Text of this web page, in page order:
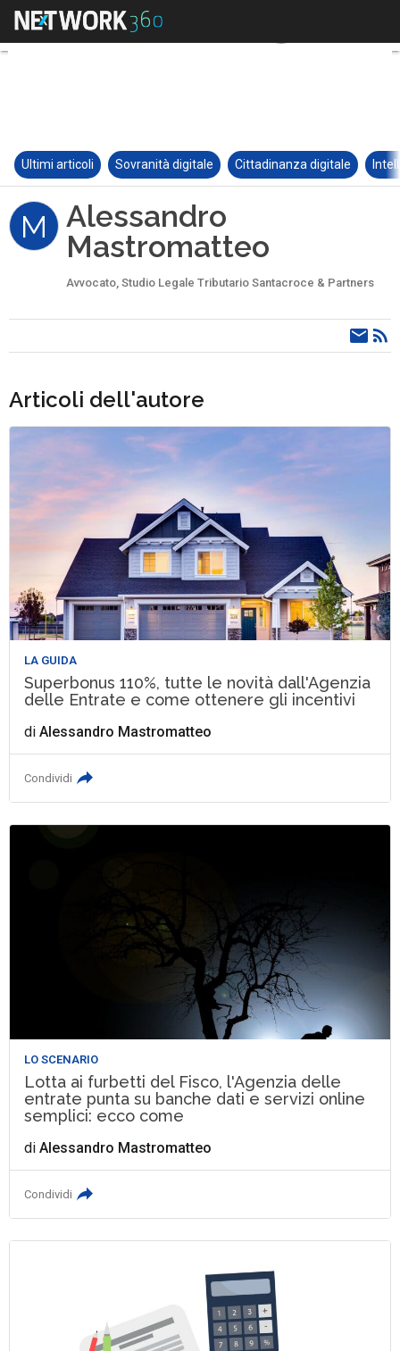
Ultimi articoli Sovranità digitale Cittadinanza digitale
M
Alessandro
Mastromatteo
Avvocato, Studio Legale Tributario Santacroce & Partners
Articoli dell'autore
LA GUIDA
Superbonus 110%, tutte le novità dall'Agenzia
delle Entrate e come ottenere gli incentivi
diAlessandro Mastromatteo
Condividi
LO SCENARIO
Lotta ai furbetti del Fisco, l'Agenzia delle
entrate punta su banche dati e servizi online
semplici: ecco come
diAlessandro Mastromatteo
Condividi